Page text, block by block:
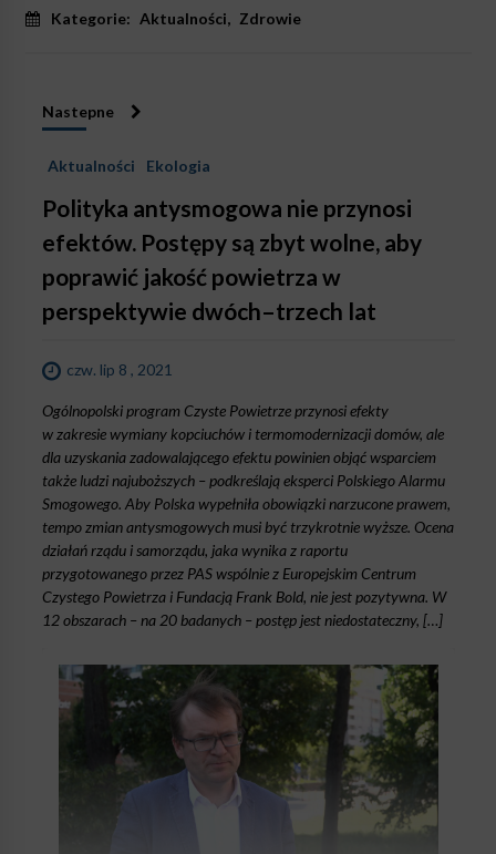
Kategorie: Aktualności, Zdrowie
Nastepne
Aktualności Ekologia
Polityka antysmogowa nie przynosi
efektów. Postępy są zbyt wolne, aby
poprawić jakość powietrza w
perspektywie dwóch–trzech lat
czw. lip 8 , 2021
Ogólnopolski program Czyste Powietrze przynosi efekty
w zakresie wymiany kopciuchów i termomodernizacji domów, ale
dla uzyskania zadowalającego efektu powinien objąć wsparciem
także ludzi najuboższych – podkreślają eksperci Polskiego Alarmu
Smogowego. Aby Polska wypełniła obowiązki narzucone prawem,
tempo zmian antysmogowych musi być trzykrotnie wyższe. Ocena
działań rządu i samorządu, jaka wynika z raportu
przygotowanego przez PAS wspólnie z Europejskim Centrum
Czystego Powietrza i Fundacją Frank Bold, nie jest pozytywna. W
12 obszarach – na 20 badanych – postęp jest niedostateczny, […]